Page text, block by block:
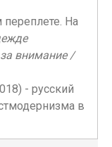
переплете. На
внимание /
- русский
в